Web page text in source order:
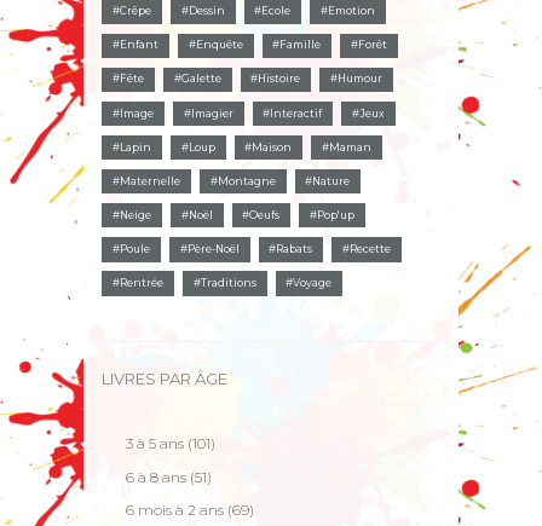
Crêpe Dessin Ecole Emotion
Enfant Enquête Famille Forêt
Fête Galette Histoire Humour
Image Imagier Interactif Jeux
Lapin Loup Maison Maman
Maternelle Montagne Nature
Neige Noël Oeufs Pop'up
Poule Père-Noël Rabats Recette
Rentrée Traditions Voyage
LIVRES PAR ÂGE
3 à 5 ans (101)
6 à 8 ans (51)
6 mois à 2 ans (69)